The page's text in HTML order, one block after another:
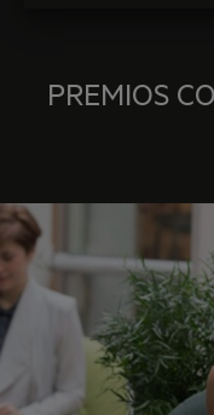
PREMIOS